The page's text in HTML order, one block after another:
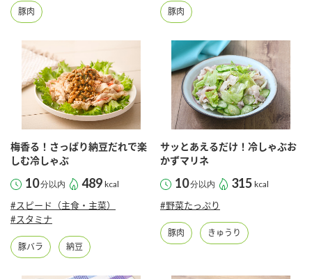
豚肉 豚肉
梅香る！さっぱり納豆だれで楽
しむ冷しゃぶ
10分以内 489 kcal
#スピード（主食・主菜）
#スタミナ
豚バラ 納豆
サッとあえるだけ！冷しゃぶお
かずマリネ
10分以内 315 kcal
#野菜たっぷり
豚肉 きゅうり